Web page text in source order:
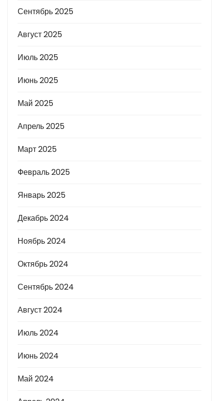
Сентябрь 2025
Август 2025
Июль 2025
Июнь 2025
Май 2025
Апрель 2025
Март 2025
Февраль 2025
Январь 2025
Декабрь 2024
Ноябрь 2024
Октябрь 2024
Сентябрь 2024
Август 2024
Июль 2024
Июнь 2024
Май 2024